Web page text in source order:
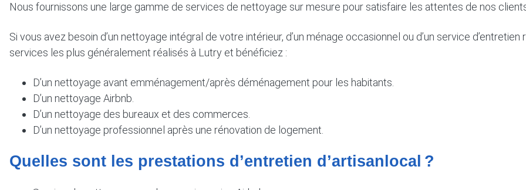
Nous fournissons une large gamme de services de nettoyage sur mesure pour satisfaire les attentes de nos
Si vous avez besoin d’un nettoyage intégral de votre intérieur, d’un ménage occasionnel ou d’un service
services les plus généralement réalisés à Lutry et bénéficiez :
D’un nettoyage avant emménagement/après déménagement pour les habitants.
D’un nettoyage Airbnb.
D’un nettoyage des bureaux et des commerces.
D’un nettoyage professionnel après une rénovation de logement.
Quelles sont les prestations d’entretien d’artisanlocal ?